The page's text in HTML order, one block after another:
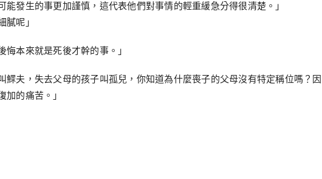
發生的事更加謹慎，這代表他們對事情的輕重緩急分得很清楚。」
膩呢」
本來就是死後才幹的事。」
鰥夫，失去父母的孩子叫孤兒，你知道為什麼喪子的父母沒有特定稱位嗎？
加的痛苦。」